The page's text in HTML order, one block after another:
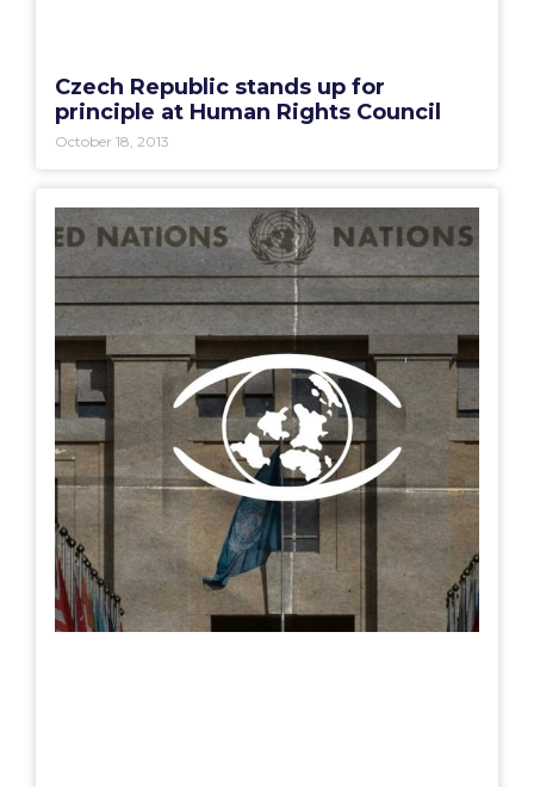
Czech Republic stands up for
principle at Human Rights Council
October 18, 2013